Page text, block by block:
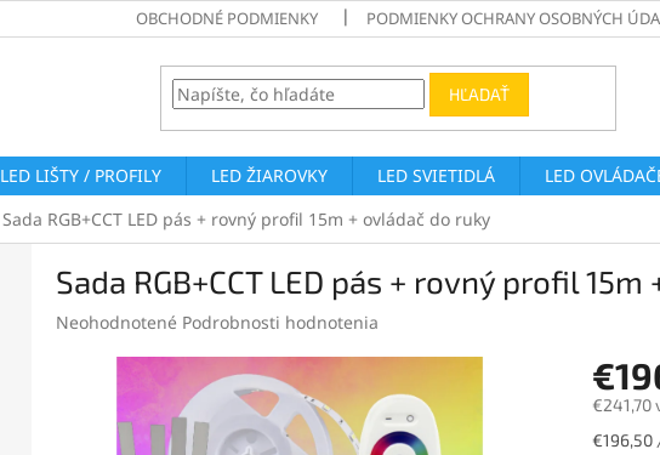
OBCHODNÉ PODMIENKY PODMIENKY OCHRANY OSOBNÝCH
HĽADAŤ
LED LIŠTY / PROFILY LED ŽIAROVKY LED SVIETIDLÁ LED
Sada RGB+CCT LED pás + rovný profil 15m + ovládač do ruky
Sada RGB+CCT LED pás + rovný profil
Priemerné
Neohodnotené Podrobnosti hodnotenia
€241,70
€196,50